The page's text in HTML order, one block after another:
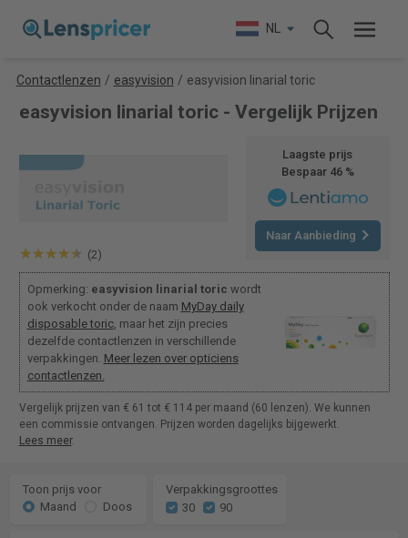
NL
Contactlenzen / easyvision / easyvision linarial toric
easyvision linarial toric - Vergelijk Prijzen
(2)
Laagste prijs
Bespaar 46 %
Naar Aanbieding
Opmerking: easyvision linarial toric wordt
ook verkocht onder de naam MyDay daily
disposable toric, maar het zijn precies
dezelfde contactlenzen in verschillende
verpakkingen. Meer lezen over opticiens
contactlenzen.
Vergelijk prijzen van € 61 tot € 114 per maand (60 lenzen). We kunnen
een commissie ontvangen. Prijzen worden dagelijks bijgewerkt.
Lees meer.
Toon prijs voor
Maand
Doos
Verpakkingsgroottes
30
90